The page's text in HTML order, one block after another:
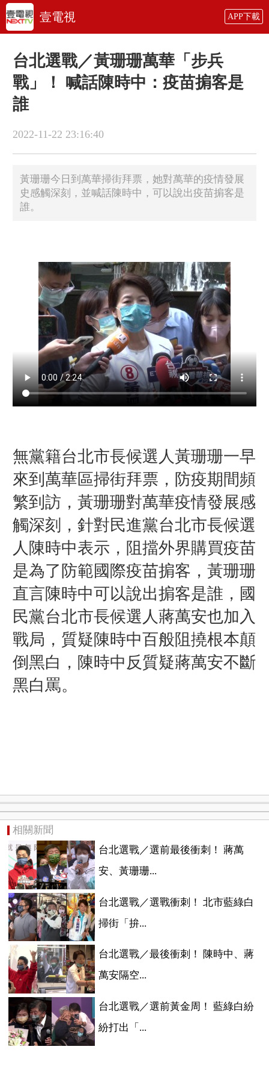
壹電視 APP下載
台北選戰／黃珊珊萬華「步兵
戰」！ 喊話陳時中：疫苗掮客是
誰
2022-11-22 23:16:40
黃珊珊今日到萬華掃街拜票，她對萬華的疫情發展
史感觸深刻，並喊話陳時中，可以說出疫苗掮客是
誰。
無黨籍台北市長候選人黃珊珊一早
來到萬華區掃街拜票，防疫期間頻
繁到訪，黃珊珊對萬華疫情發展感
觸深刻，針對民進黨台北市長候選
人陳時中表示，阻擋外界購買疫苗
是為了防範國際疫苗掮客，黃珊珊
直言陳時中可以說出掮客是誰，國
民黨台北市長候選人蔣萬安也加入
戰局，質疑陳時中百般阻撓根本顛
倒黑白，陳時中反質疑蔣萬安不斷
黑白罵。
相關新聞
台北選戰／選前最後衝刺！ 蔣萬
安、黃珊珊...
台北選戰／選戰衝刺！ 北市藍綠白
掃街「拚...
台北選戰／最後衝刺！ 陳時中、蔣
萬安隔空...
台北選戰／選前黃金周！ 藍綠白紛
紛打出「...